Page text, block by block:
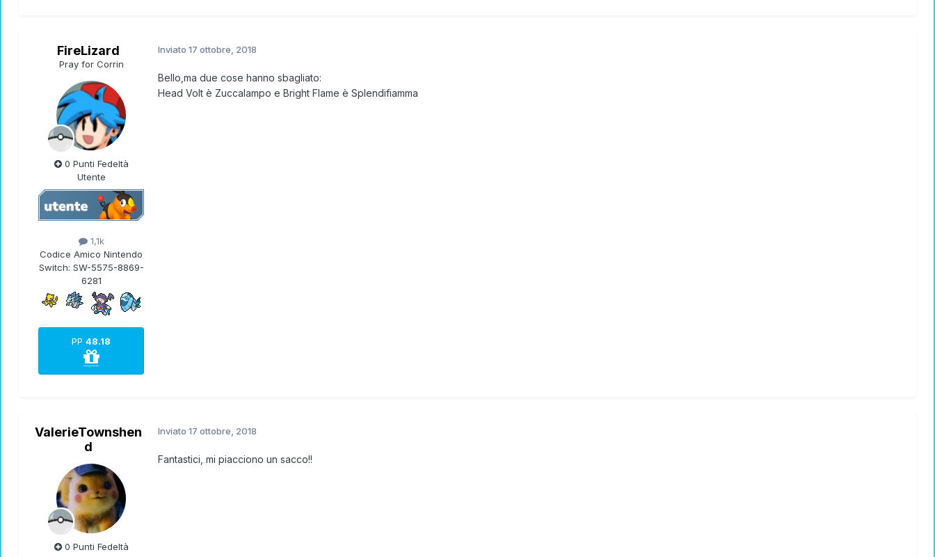
FireLizard
Pray for Corrin
0 Punti Fedeltà
Utente
1,1k
Codice Amico Nintendo
Switch: SW-5575-8869-
6281
PP 48.18
Inviato 17 ottobre, 2018
Bello,ma due cose hanno sbagliato:
Head Volt è Zuccalampo e Bright Flame è Splendifiamma
ValerieTownshen
d
0 Punti Fedeltà
Inviato 17 ottobre, 2018
Fantastici, mi piacciono un sacco!!